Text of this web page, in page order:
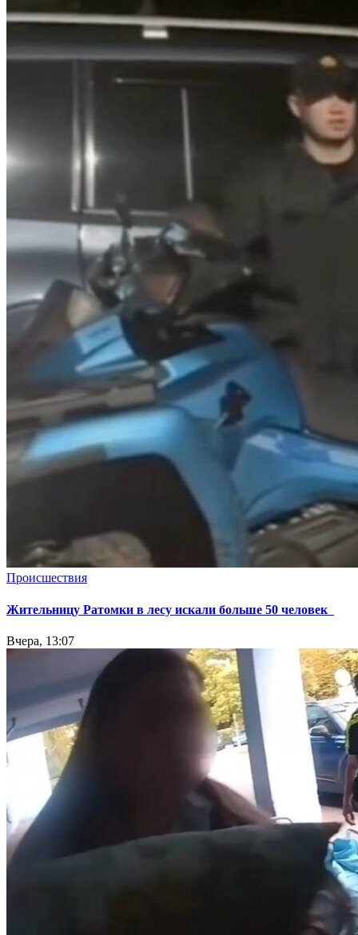
Происшествия
Жительницу Ратомки в лесу искали больше 50 человек
Вчера, 13:07